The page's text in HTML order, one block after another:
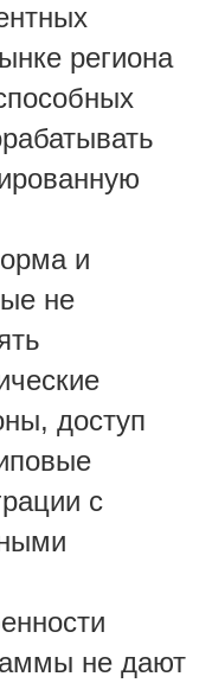
региона
и
не
доступ
с
не дают